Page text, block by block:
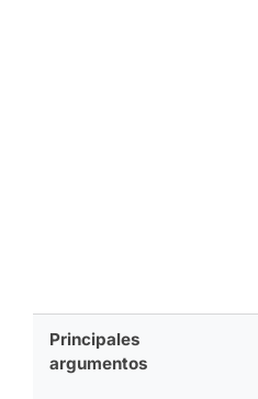
Principales
argumentos